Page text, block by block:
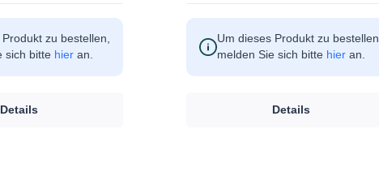
zu bestellen,
sich bitte hier an.
Details
Um dieses Produkt zu bestellen,
melden Sie sich bitte hier an.
Details